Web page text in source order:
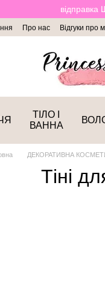
Про нас Відгуки про
ТІЛО І
ВАННА
ДЕКОРАТИВНА
Тіні